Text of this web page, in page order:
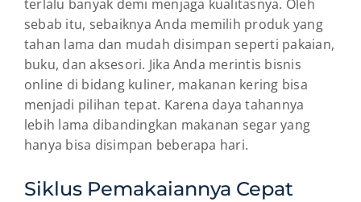
terlalu banyak demi menjaga kualitasnya. Oleh
sebab itu, sebaiknya Anda memilih produk yang
tahan lama dan mudah disimpan seperti pakaian,
buku, dan aksesori. Jika Anda merintis bisnis
online di bidang kuliner, makanan kering bisa
menjadi pilihan tepat. Karena daya tahannya
lebih lama dibandingkan makanan segar yang
hanya bisa disimpan beberapa hari.
Siklus Pemakaiannya Cepat